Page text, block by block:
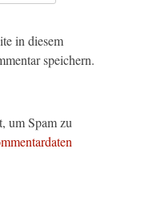
in diesem
speichern.
um Spam zu